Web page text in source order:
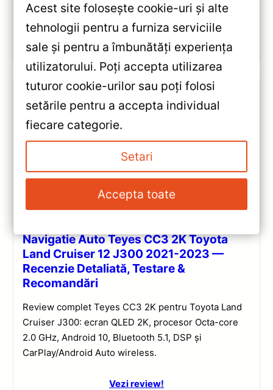
și DSP performant.
Vezi review!
Navigatie Auto Teyes CC3 2K Toyota
Land Cruiser 12 J300 2021-2023 —
Recenzie Detaliată, Testare &
Recomandări
Review complet Teyes CC3 2K pentru Toyota Land
Cruiser J300: ecran QLED 2K, procesor Octa-core
2.0 GHz, Android 10, Bluetooth 5.1, DSP și
CarPlay/Android Auto wireless.
Vezi review!
Acest site folosește cookie-uri și alte
tehnologii pentru a furniza serviciile
sale și pentru a îmbunătăți experiența
utilizatorului. Poți accepta utilizarea
tuturor cookie-urilor sau poți folosi
setările pentru a accepta individual
fiecare categorie.
Setari
Accepta toate